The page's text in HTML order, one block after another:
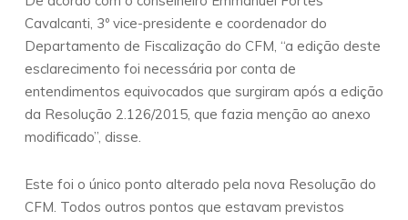
Cavalcanti, 3º vice-presidente e coordenador do
Departamento de Fiscalização do CFM, “a edição deste
esclarecimento foi necessária por conta de
entendimentos equivocados que surgiram após a edição
da Resolução 2.126/2015, que fazia menção ao anexo
modificado”, disse.
Este foi o único ponto alterado pela nova Resolução do
CFM. Todos outros pontos que estavam previstos